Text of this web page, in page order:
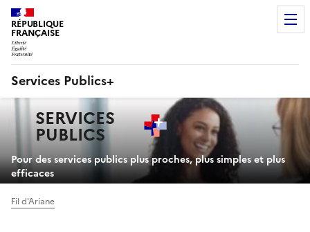
RÉPUBLIQUE
FRANÇAISE
Services Publics+
principaleSERVICES
PUBLICS+
Pour des services publics plus proches, plus simples et plus
efficaces
Fil d'Ariane